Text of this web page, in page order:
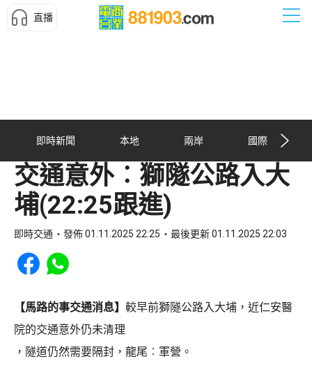
直播
即時新聞 本地 兩岸 國際
交通意外︰獅隧公路入大
埔(22:25跟進)
即時交通 發佈 01.11.2025 22:25 最後更新 01.11.2025 22:03
Share to Facebook
Share to WhatsApp
【馬路的事交通消息】 較早前獅隧公路入大埔，近仁安醫
院的交通意外仍未清理
，隧道仍然需要隔封，龍尾︰軍營。